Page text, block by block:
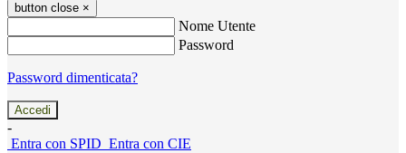
button close ×
Nome Utente
Password
Password dimenticata?
-
Entra con SPID Entra con CIE